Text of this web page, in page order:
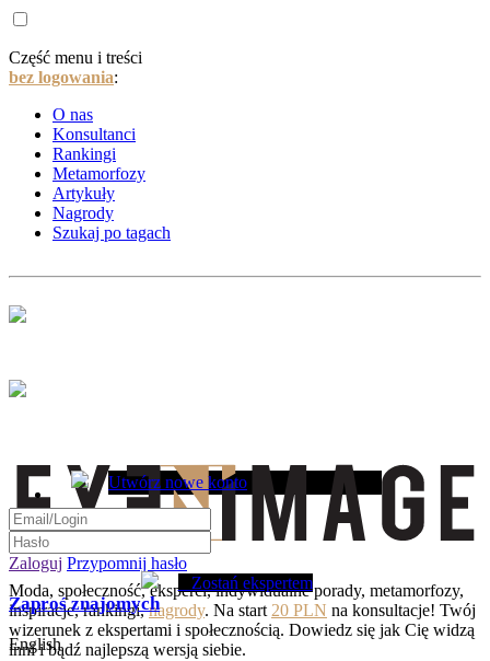
Część menu i treści
bez logowania:
O nas
Konsultanci
Rankingi
Metamorfozy
Artykuły
Nagrody
Szukaj po tagach
Moda, społeczność, eksperci, indywidualne porady, metamorfozy,
inspiracje, rankingi,nagrody. Na start 20 PLN na konsultacje! Twój
wizerunek z ekspertami i społecznością. Dowiedz się jak Cię widzą
inni i bądź najlepszą wersją siebie.
Utwórz nowe konto
Zaloguj Przypomnij hasło
Zostań ekspertem
Zaproś znajomych
English